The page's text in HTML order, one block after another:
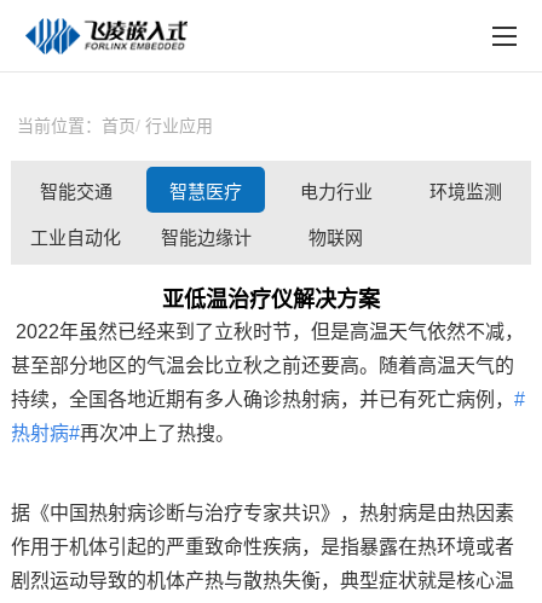
方案定制
关于飞凌
天猫商城
新闻中心
技术论坛
在线购买
当前位置： 首页 行业应用
智能交通 智慧医疗 电力行业 环境监测
工业自动化 智能边缘计
算
物联网
亚低温治疗仪解决方案
2022年虽然已经来到了立秋时节，但是高温天气依然不减，
甚至部分地区的气温会比立秋之前还要高。随着高温天气的
持续，全国各地近期有多人确诊热射病，并已有死亡病例， #
热射病#再次冲上了热搜。
据《中国热射病诊断与治疗专家共识》，热射病是由热因素
作用于机体引起的严重致命性疾病，是指暴露在热环境或者
剧烈运动导致的机体产热与散热失衡，典型症状就是核心温